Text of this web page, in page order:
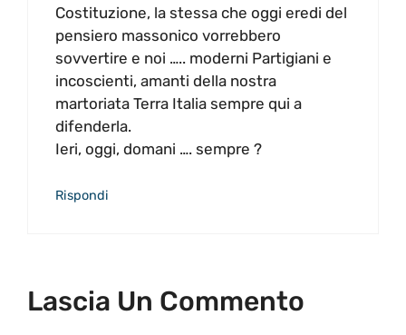
Costituzione, la stessa che oggi eredi del
pensiero massonico vorrebbero
sovvertire e noi ….. moderni Partigiani e
incoscienti, amanti della nostra
martoriata Terra Italia sempre qui a
difenderla.
Ieri, oggi, domani …. sempre ?
Rispondi
Lascia Un Commento